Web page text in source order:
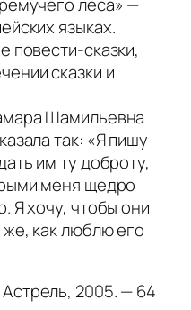
языках.
повести-сказки,
сказки и
Шамильевна
так: «Я пишу
им ту доброту,
меня щедро
Я хочу, чтобы они
как люблю его
2005. — 64